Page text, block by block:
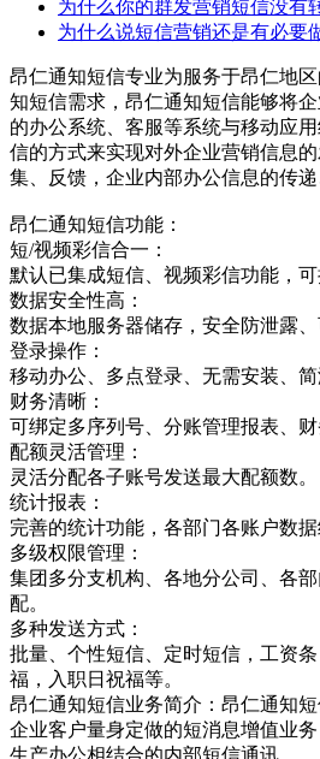
为什么你的群发营销短信没有
为什么说短信营销还是有必要
昂仁通知短信专业为服务于昂仁地
知短信需求，昂仁通知短信能够将
的办公系统、客服等系统与移动应
信的方式来实现对外企业营销信息
集、反馈，企业内部办公信息的传递
昂仁通知短信功能：
短/视频彩信合一：
默认已集成短信、视频彩信功能，可
数据安全性高：
数据本地服务器储存，安全防泄露、
登录操作：
移动办公、多点登录、无需安装、简
财务清晰：
可绑定多序列号、分账管理报表、财
配额灵活管理：
灵活分配各子账号发送最大配额数。
统计报表：
完善的统计功能，各部门各账户数据
多级权限管理：
集团多分支机构、各地分公司、各
配。
多种发送方式：
批量、个性短信、定时短信，工资
福，入职日祝福等。
昂仁通知短信业务简介：昂仁通知
企业客户量身定做的短消息增值业
生产办公相结合的内部短信通讯，